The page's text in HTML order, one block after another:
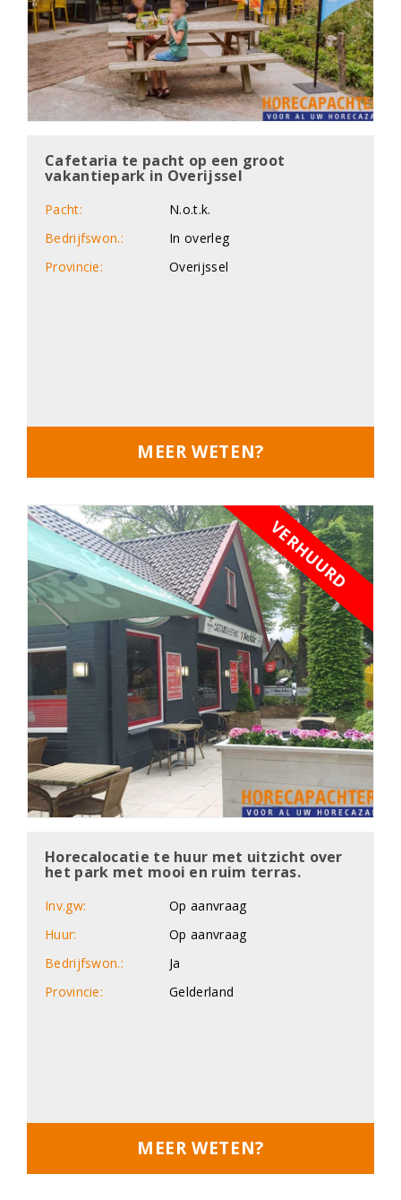
Cafetaria te pacht op een groot
vakantiepark in Overijssel
Pacht:
N.o.t.k.
Bedrijfswon.:
In overleg
Provincie:
Overijssel
MEER WETEN?
VERHUURD
Horecalocatie te huur met uitzicht over
het park met mooi en ruim terras.
Inv.gw:
Op aanvraag
Huur:
Op aanvraag
Bedrijfswon.:
Ja
Provincie:
Gelderland
MEER WETEN?